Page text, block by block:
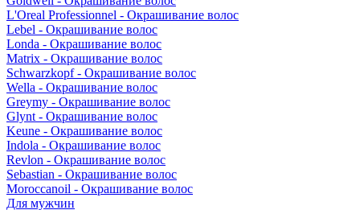
L'Oreal Professionnel - Окрашивание волос
Lebel - Окрашивание волос
Londa - Окрашивание волос
Matrix - Окрашивание волос
Schwarzkopf - Окрашивание волос
Wella - Окрашивание волос
Greymy - Окрашивание волос
Glynt - Окрашивание волос
Keune - Окрашивание волос
Indola - Окрашивание волос
Revlon - Окрашивание волос
Sebastian - Окрашивание волос
Moroccanoil - Окрашивание волос
Для мужчин